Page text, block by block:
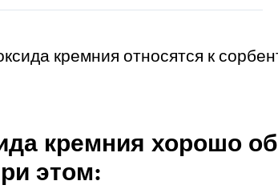
кремния относятся к
кремния хорошо
этом: